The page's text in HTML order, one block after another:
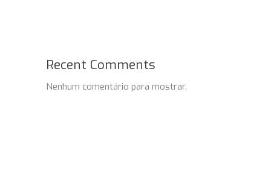
Recent Comments
Nenhum comentário para mostrar.